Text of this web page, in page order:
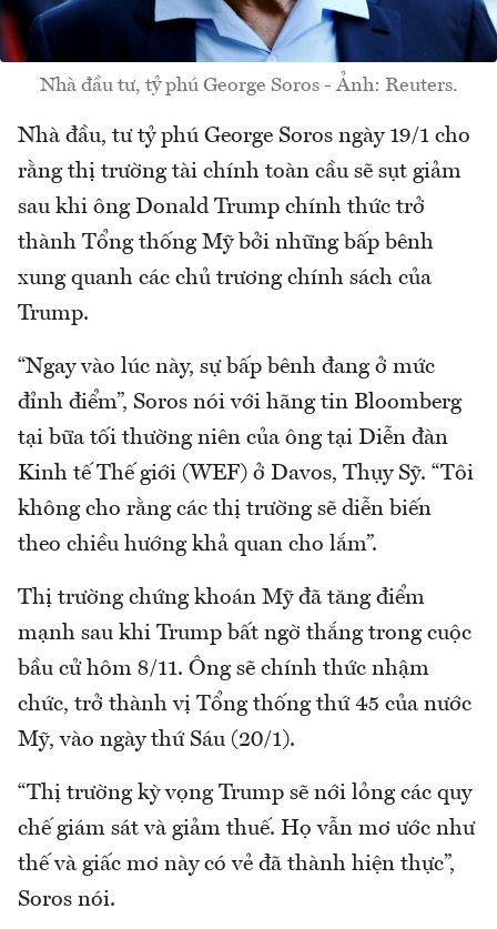
Nhà đầu tư, tỷ phú George Soros - Ảnh: Reuters.
Nhà đầu, tư tỷ phú George Soros ngày 19/1 cho
rằng thị trường tài chính toàn cầu sẽ sụt giảm
sau khi ông Donald Trump chính thức trở
thành Tổng thống Mỹ bởi những bấp bênh
xung quanh các chủ trương chính sách của
Trump.
“Ngay vào lúc này, sự bấp bênh đang ở mức
đỉnh điểm”, Soros nói với hãng tin Bloomberg
tại bữa tối thường niên của ông tại Diễn đàn
Kinh tế Thế giới (WEF) ở Davos, Thụy Sỹ. “Tôi
không cho rằng các thị trường sẽ diễn biến
theo chiều hướng khả quan cho lắm”.
Thị trường chứng khoán Mỹ đã tăng điểm
mạnh sau khi Trump bất ngờ thắng trong cuộc
bầu cử hôm 8/11. Ông sẽ chính thức nhậm
chức, trở thành vị Tổng thống thứ 45 của nước
Mỹ, vào ngày thứ Sáu (20/1).
“Thị trường kỳ vọng Trump sẽ nới lỏng các quy
chế giám sát và giảm thuế. Họ vẫn mơ ước như
thế và giấc mơ này có vẻ đã thành hiện thực”,
Soros nói.